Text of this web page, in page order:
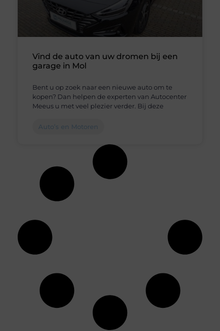
Vind de auto van uw dromen bij een
garage in Mol
Bent u op zoek naar een nieuwe auto om te
kopen? Dan helpen de experten van Autocenter
Meeus u met veel plezier verder. Bij deze
Auto’s en Motoren